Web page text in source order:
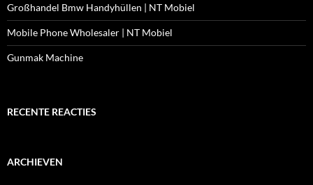
Großhandel Bmw Handyhüllen | NT Mobiel
Mobile Phone Wholesaler | NT Mobiel
Gunmak Machine
RECENTE REACTIES
ARCHIEVEN